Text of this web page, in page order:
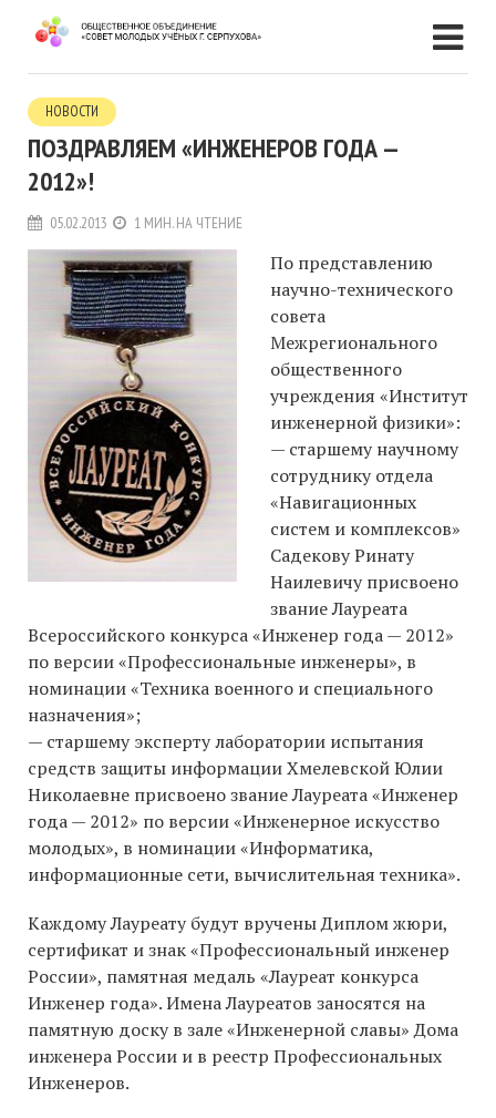
НОВОСТИ
ПОЗДРАВЛЯЕМ «ИНЖЕНЕРОВ ГОДА —
2012»!
05.02.2013 1 МИН. НА ЧТЕНИЕ
По представлению
научно-технического
совета
Межрегионального
общественного
учреждения «Институт
инженерной физики»:
— старшему научному
сотруднику отдела
«Навигационных
систем и комплексов»
Садекову Ринату
Наилевичу присвоено
звание Лауреата
Всероссийского конкурса «Инженер года — 2012»
по версии «Профессиональные инженеры», в
номинации «Техника военного и специального
назначения»;
— старшему эксперту лаборатории испытания
средств защиты информации Хмелевской Юлии
Николаевне присвоено звание Лауреата «Инженер
года — 2012» по версии «Инженерное искусство
молодых», в номинации «Информатика,
информационные сети, вычислительная техника».
Каждому Лауреату будут вручены Диплом жюри,
сертификат и знак «Профессиональный инженер
России», памятная медаль «Лауреат конкурса
Инженер года». Имена Лауреатов заносятся на
памятную доску в зале «Инженерной славы» Дома
инженера России и в реестр Профессиональных
Инженеров.